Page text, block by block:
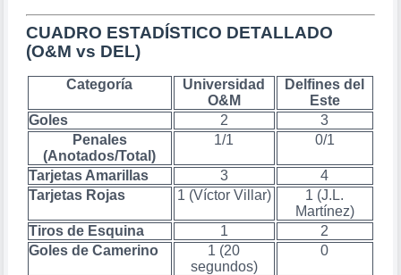
CUADRO ESTADÍSTICO DETALLADO
(O&M vs DEL)
Categoría
Universidad
O&M
Delfines del
Este
Goles
2
3
Penales
(Anotados/Total)
1/1 0/1
Tarjetas Amarillas 3
4
Tarjetas Rojas
1 (Víctor Villar)
1 (J.L.
Martínez)
Tiros de Esquina
1
2
Goles de Camerino
1 (20
segundos)
0